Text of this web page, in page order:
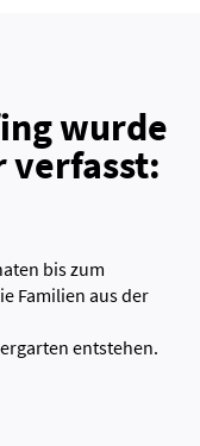
wurde
verfasst:
bis zum
Familien aus der
entstehen.